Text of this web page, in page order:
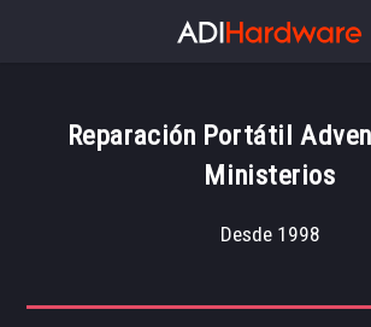
Reparación Portátil
Ministerios
Desde 1998